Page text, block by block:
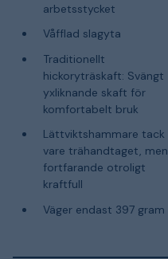
arbetsstycket
Våfflad slagyta
Traditionellt
hickoryträskaft: Svängt
yxliknande skaft för
komfortabelt bruk
Lättviktshammare tack
vare trähandtaget, men
fortfarande otroligt
kraftfull
Väger endast 397 gram